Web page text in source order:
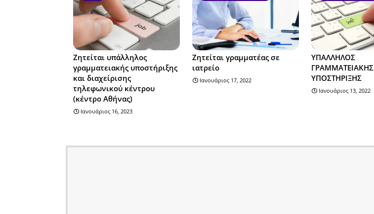
Ζητείται υπάλληλος
γραμματειακής υποστήριξης
και διαχείρισης
τηλεφωνικού κέντρου
(κέντρο Αθήνας)
Ιανουάριος 16, 2023
Ζητείται γραμματέας σε
ιατρείο
Ιανουάριος 17, 2022
ΥΠΑΛΛΗΛΟΣ
ΓΡΑΜΜΑΤΕΙΑΚΗΣ
ΥΠΟΣΤΗΡΙΞΗΣ
Ιανουάριος 13, 2022